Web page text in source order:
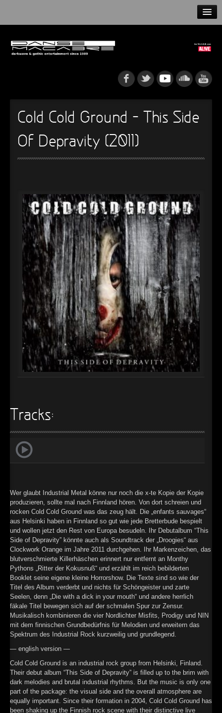
NEWS
►
►
►
►
►
►
►
►
►
►
►
Cold Cold Ground – This Side
Of Depravity (2011)
Tracks:
Wer glaubt Industrial Metal könne nur noch die x-te Kopie der Kopie
produzieren, sollte mal nach Finnland hören. Von dort schreien und
rocken Cold Cold Ground was das zeug hält. Die „enfants sauvages“
aus Helsinki haben in Finnland so gut wie jede Bretterbude bespielt
und wollen jetzt den Rest von Europa besudeln. Ihr Debutalbum “This
Side of Depravity” könnte auch als Soundtrack der „Droogies“ aus
Clockwork Orange im Jahre 2011 durchgehen. Ihr Markenzeichen, das
blutverschmierte Killerhäschen erinnert nur entfernt an Monthy
Pythons „Ritter der Kokusnuß“ und erzählt im reich bebilderten
Booklet seine eigene kleine Horrorshow. Die Texte sind so wie der
Titel des Album verderbt und nichts für Schöngeister und zarte
Seelen, denn „Die with a dick in your mouth“ und andere herrlich
fäkale Titel bewegen sich auf der schmalen Spur zur Zensur.
Musikalisch kombinieren die vier Nordlichter Misfits, Prodigy und NIN
mit dem finnischen Grundbedürfnis für Melodien und erweitern das
Spektrum des Industrial Rock kurzweilig und grundlegend.
— english version —
Cold Cold Ground is an industrial rock group from Helsinki, Finland.
Their debut album “This Side of Depravity” is filled up to the brim with
dark melodies and brutal industrial rhythms. But the music is only one
part of the package: the visual side and the overall atmosphere are
equally important. Since their formation in 2004, Cold Cold Ground has
been shaking up the Finnish rock scene with their distinctive live